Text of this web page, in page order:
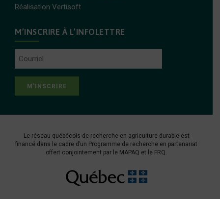
Réalisation Vertisoft
M’INSCRIRE À L’INFOLETTRE
Courriel
Le réseau québécois de recherche en agriculture durable est
financé dans le cadre d’un Programme de recherche en partenariat
offert conjointement par le MAPAQ et le FRQ.